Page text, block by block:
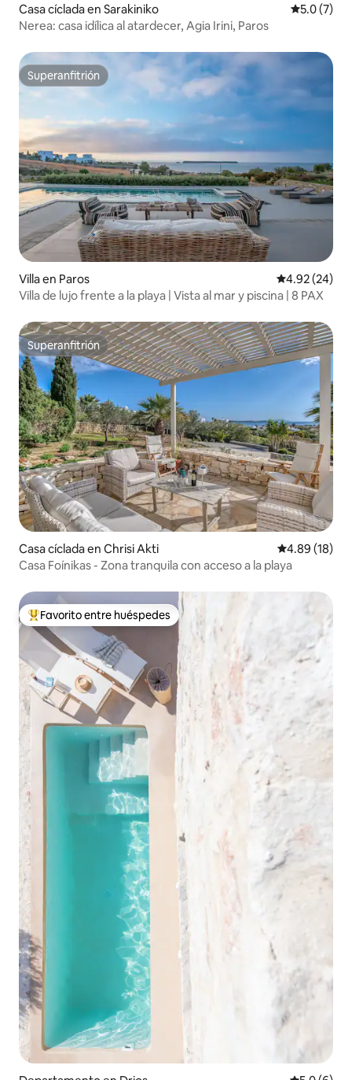
Casa cíclada en Sarakiniko
5.0 (7)
Nerea: casa idílica al atardecer, Agia Irini, Paros
Superanfitrión
Superanfitrión
Villa en Paros Calificación
4.92 (24)
Villa de lujo frente a la playa | Vista al mar y piscina | 8 PAX
Superanfitrión
Superanfitrión
Casa cíclada en Chrisi Akti Calificación
4.89 (18)
Casa Foínikas - Zona tranquila con acceso a la playa
De los mejores en Favorito entre huéspedes
Favorito entre huéspedes